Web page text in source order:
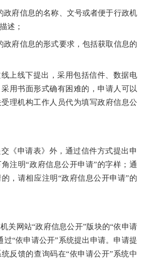
政府信息的名称、文号或者便于行政机
述；
政府信息的形式要求，包括获取信息的
上线下提出，采用包括信件、数据电
用书面形式确有困难的，申请人可以
理机构工作人员代为填写政府信息公
《申请表》外，通过信件方式提出申
注明“政府信息公开申请”的字样；通
，请相应注明“政府信息公开申请”的
关网站“政府信息公开”版块的“依申请
过“依申请公开”系统提出申请。申请提
反馈的查询码在“依申请公开”系统中